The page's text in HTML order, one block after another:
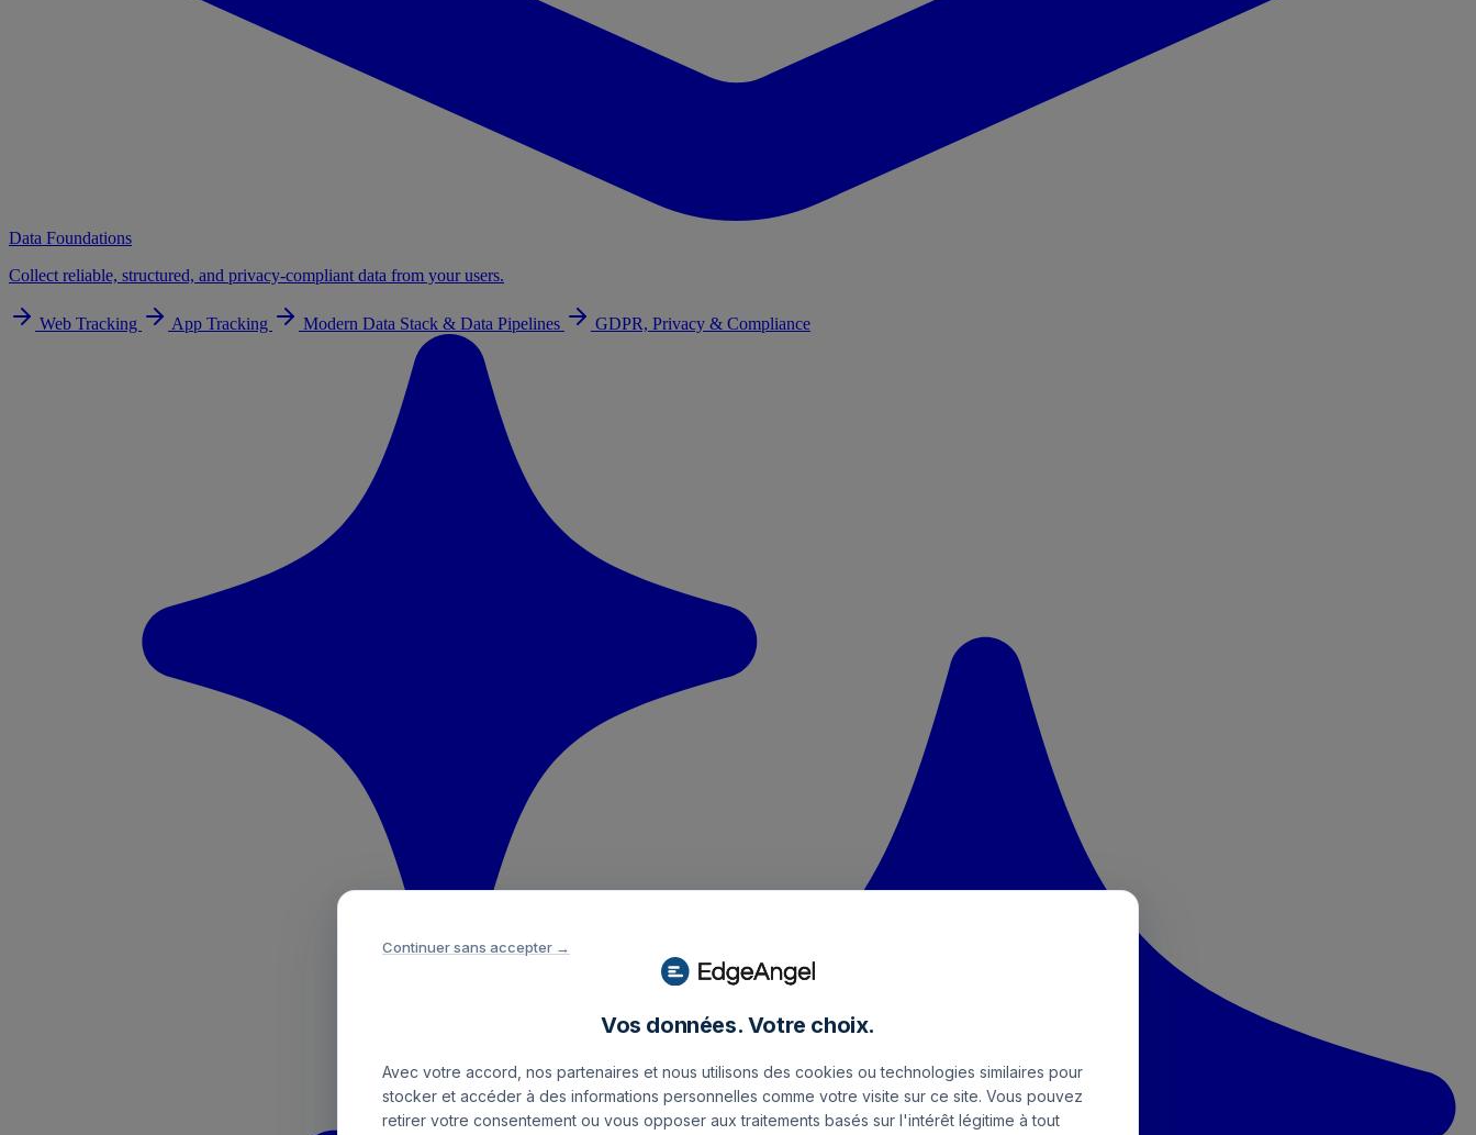
Data Foundations
Collect reliable, structured, and privacy-compliant data from your users.
Web Tracking App Tracking Modern Data Stack & Data Pipelines GDPR, Privacy & Compliance
Continuer sans accepter →
Vos données. Votre choix.
Avec votre accord, nos partenaires et nous utilisons des cookies ou technologies similaires pour
stocker et accéder à des informations personnelles comme votre visite sur ce site. Vous pouvez
retirer votre consentement ou vous opposer aux traitements basés sur l'intérêt légitime à tout